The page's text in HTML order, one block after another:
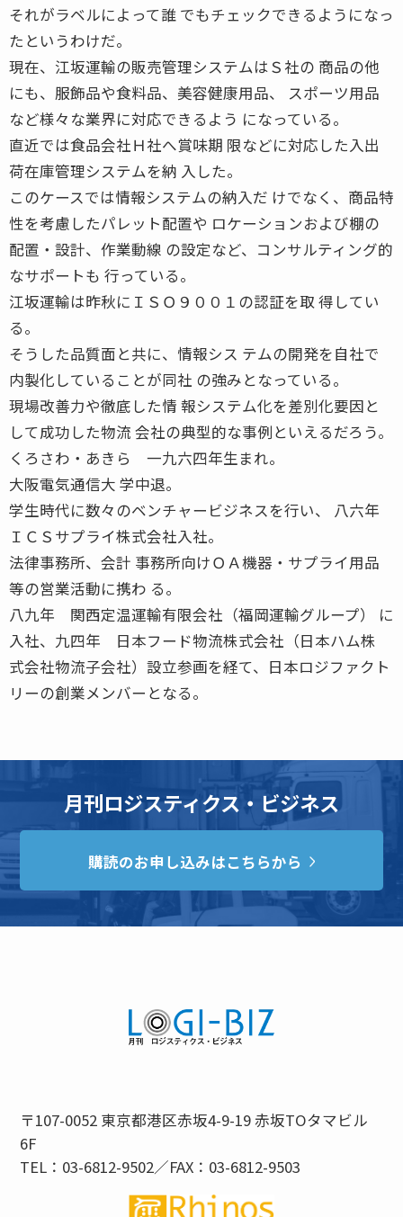
それがラベルによって誰 でもチェックできるようになっ
たというわけだ。
現在、江坂運輸の販売管理システムはＳ社の 商品の他
にも、服飾品や食料品、美容健康用品、 スポーツ用品
など様々な業界に対応できるよう になっている。
直近では食品会社Ｈ社へ賞味期 限などに対応した入出
荷在庫管理システムを納 入した。
このケースでは情報システムの納入だ けでなく、商品特
性を考慮したパレット配置や ロケーションおよび棚の
配置・設計、作業動線 の設定など、コンサルティング的
なサポートも 行っている。
江坂運輸は昨秋にＩＳＯ９００１の認証を取 得してい
る。
そうした品質面と共に、情報シス テムの開発を自社で
内製化していることが同社 の強みとなっている。
現場改善力や徹底した情 報システム化を差別化要因と
して成功した物流 会社の典型的な事例といえるだろう。
くろさわ・あきら 一九六四年生まれ。
大阪電気通信大 学中退。
学生時代に数々のベンチャービジネスを行い、 八六年
ＩＣＳサプライ株式会社入社。
法律事務所、会計 事務所向けＯＡ機器・サプライ用品
等の営業活動に携わ る。
八九年 関西定温運輸有限会社（福岡運輸グループ） に
入社、九四年 日本フード物流株式会社（日本ハム株
式会社物流子会社）設立参画を経て、日本ロジファクト
リーの創業メンバーとなる。
月刊ロジスティクス・ビジネス
購読のお申し込みはこちらから
〒107-0052 東京都港区赤坂4-9-19 赤坂TOタマビル
6F
TEL：03-6812-9502／FAX：03-6812-9503